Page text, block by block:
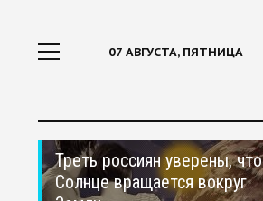
07 АВГУСТА, ПЯТНИЦА
Треть россиян уверены, что
Солнце вращается вокруг